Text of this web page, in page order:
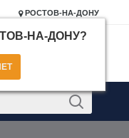
РОСТОВ-НА-ДОНУ
НА-ДОНУ?